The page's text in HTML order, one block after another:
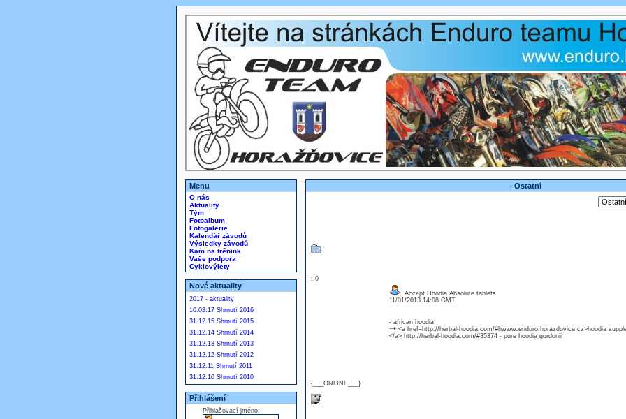
Menu
O nás
Aktuality
Tým
Fotoalbum
Fotogalerie
Kalendář závodů
Výsledky závodů
Kam na trénink
Vaše podpora
Cyklovýlety
Nové aktuality
2017 - aktuality
10.03.17 Shrnutí 2016
31.12.15 Shrnutí 2015
31.12.14 Shrnutí 2014
31.12.13 Shrnutí 2013
31.12.12 Shrnutí 2012
31.12.11 Shrnutí 2011
31.12.10 Shrnutí 2010
Přihlášení
Přihlašovací jméno:
- Ostatní
: 0
{___ONLINE___}
Accept Hoodia Absolute tablets
11/01/2013 14:08 GMT
- african hoodia
++ <a href=http://herbal-hoodia.com/#hwww.enduro.horazdovice.cz>hoodia
</a> http://herbal-hoodia.com/#35374 - pure hoodia gordonii